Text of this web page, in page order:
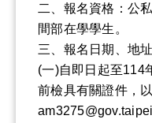
二、報名資格：公
間部在學學生。
三、報名日期、地
(一)自即日起至114
前檢具有關證件，